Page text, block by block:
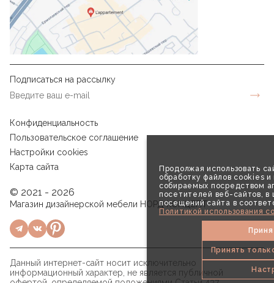
Продолжая использовать
обработку файлов cookies и
собираемых посредством
посетителей веб-сайтов, в
посещений сайта в
Политикой использования
Принять
Подписаться на рассылку
Конфиденциальность
Пользовательское соглашение
Настройки cookies
Карта сайта
© 2021 - 2026
Магазин дизайнерской мебели НОРД КОНЦЕПТ
Данный интернет-сайт носит исключительно
информационный характер, не является публичной